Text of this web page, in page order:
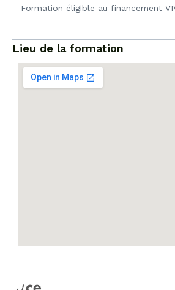
– Formation éligible au financement
Lieu de la formation